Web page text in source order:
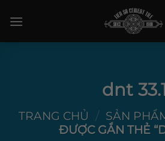
qua
dnt
TRANG CHỦ / SẢN
ĐƯỢC GẮN THẺ